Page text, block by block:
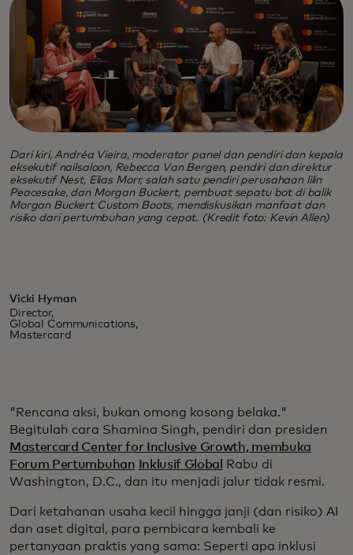
Dari kiri, Andréa Vieira, moderator panel dan pendiri dan kepala
eksekutif nailsaloon, Rebecca Van Bergen, pendiri dan direktur
eksekutif Nest, Elias Morr, salah satu pendiri perusahaan lilin
Peacesake, dan Morgan Buckert, pembuat sepatu bot di balik
Morgan Buckert Custom Boots, mendiskusikan manfaat dan
risiko dari pertumbuhan yang cepat. (Kredit foto: Kevin Allen)
Vicki Hyman
Director,
Global Communications,
Mastercard
"Rencana aksi, bukan omong kosong belaka."
Begitulah cara Shamina Singh, pendiri dan presiden
Mastercard Center for Inclusive Growth, membuka
Forum Pertumbuhan
Inklusif Global
Rabu di
Washington, D.C., dan itu menjadi jalur tidak resmi.
Dari ketahanan usaha kecil hingga janji (dan risiko) AI
dan aset digital, para pembicara kembali ke
pertanyaan praktis yang sama: Seperti apa inklusi